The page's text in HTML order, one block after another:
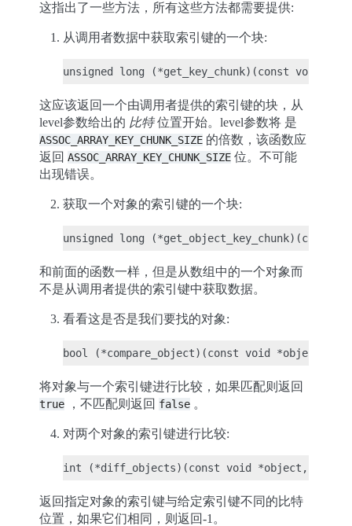
这指出了一些方法，所有这些方法都需要提供:
从调用者数据中获取索引键的一个块:
这应该返回一个由调用者提供的索引键的块，从
level参数给出的 比特位置开始。level参数将 是
ASSOC_ARRAY_KEY_CHUNK_SIZE 的倍数，该函数应
返回 ASSOC_ARRAY_KEY_CHUNK_SIZE 位。不可能
出现错误。
获取一个对象的索引键的一个块:
和前面的函数一样，但是从数组中的一个对象而
不是从调用者提供的索引键中获取数据。
看看这是否是我们要找的对象:
将对象与一个索引键进行比较，如果匹配则返回
true ，不匹配则返回 false 。
对两个对象的索引键进行比较:
返回指定对象的索引键与给定索引键不同的比特
位置，如果它们相同，则返回-1。